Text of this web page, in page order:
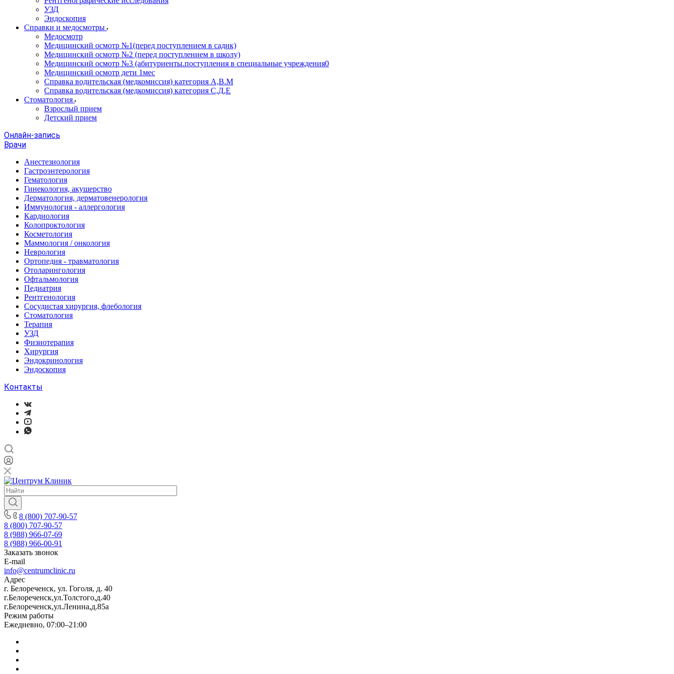
УЗД
Эндоскопия
Справки и медосмотры
Медосмотр
Медицинский осмотр №1(перед поступлением в садик)
Медицинский осмотр №2 (перед поступлением в школу)
Медицинский осмотр №3 (абитуриенты.поступления в специальные учреждения0
Медицинский осмотр дети 1мес
Справка водительская (медкомиссия) категория А,В.М
Справка водительская (медкомиссия) категория С,Д,Е
Стоматология
Взрослый прием
Детский прием
Онлайн-запись
Врачи
Анестезиология
Гастроэнтерология
Гематология
Гинекология, акушерство
Дерматология, дерматовенерология
Иммунология - аллергология
Кардиология
Колопроктология
Косметология
Маммология / онкология
Неврология
Ортопедия - травматология
Отоларингология
Офтальмология
Педиатрия
Рентгенология
Сосудистая хирургия, флебология
Стоматология
Терапия
УЗД
Физиотерапия
Хирургия
Эндокринология
Эндоскопия
Контакты
8 (800) 707-90-57
8 (800) 707-90-57
8 (988) 966-07-69
8 (988) 966-00-91
Заказать звонок
E-mail
info@centrumclinic.ru
Адрес
г. Белореченск, ул. Гоголя, д. 40
г.Белореченск,ул.Толстого,д.40
г.Белореченск,ул.Ленина,д.85а
Режим работы
Ежедневно, 07:00–21:00